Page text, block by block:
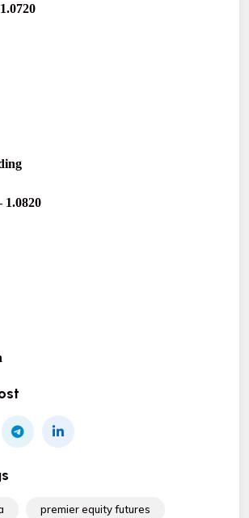
1.0820
premier equity futures